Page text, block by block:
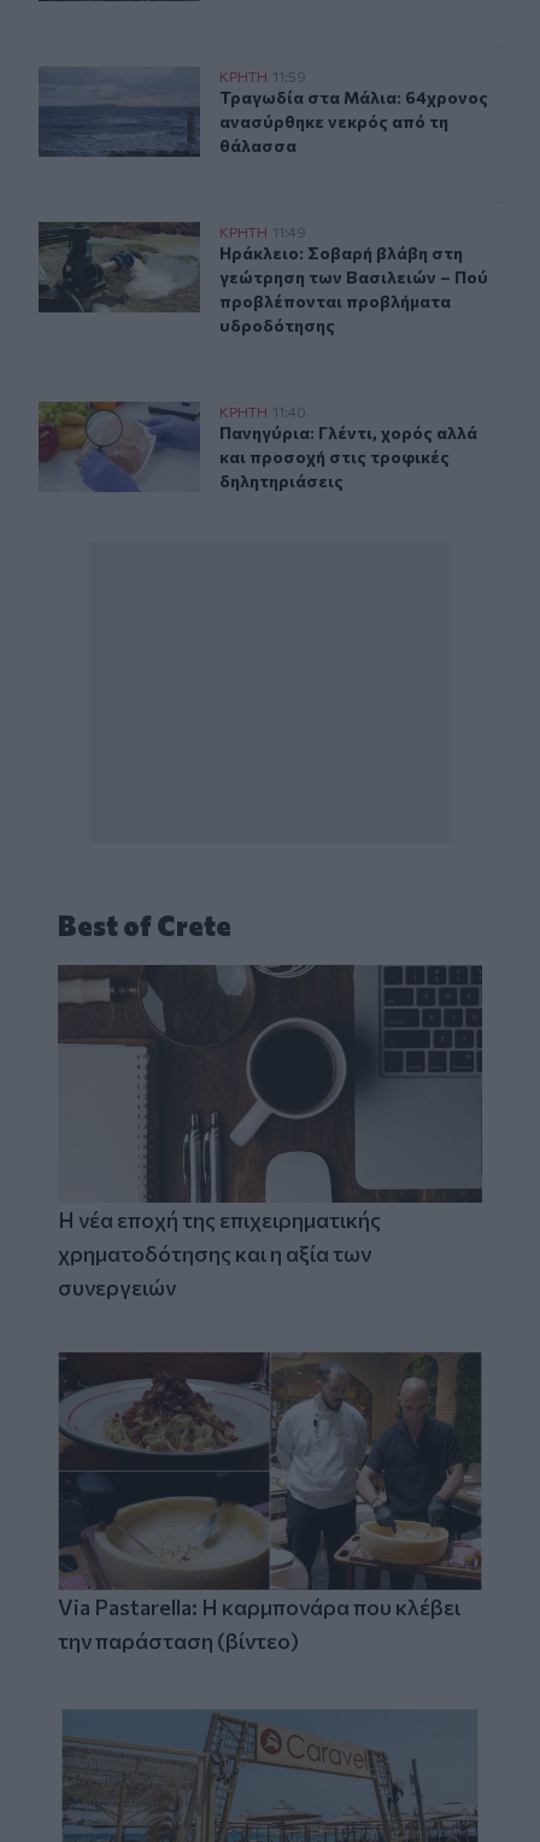
Τραγωδία στα Μάλια: 64χρονος ανασύρθηκε νεκρός
ΚΡΗΤΗ 11:59
Τραγωδία στα Μάλια: 64χρονος
Τραγωδία στα Μάλια: 64χρονος
ανασύρθηκε νεκρός από τη
θάλασσα
Ηράκλειο: Σοβαρή βλάβη στη γεώτρηση των
ΚΡΗΤΗ 11:49
Ηράκλειο: Σοβαρή βλάβη στη
Ηράκλειο: Σοβαρή βλάβη στη
γεώτρηση των Βασιλειών – Πού
προβλέπονται προβλήματα
υδροδότησης
Πανηγύρια: Γλέντι, χορός αλλά και προσοχή στις
ΚΡΗΤΗ 11:40
Πανηγύρια: Γλέντι, χορός αλλά
Πανηγύρια: Γλέντι, χορός αλλά
και προσοχή στις τροφικές
δηλητηριάσεις
Best of Crete
Η νέα εποχή της επιχειρηματικής
χρηματοδότησης και η αξία των
συνεργειών
Via Pastarella: Η καρμπονάρα που κλέβει
την παράσταση (βίντεο)